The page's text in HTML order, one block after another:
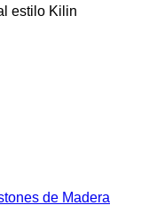
estilo Kilin
de Madera